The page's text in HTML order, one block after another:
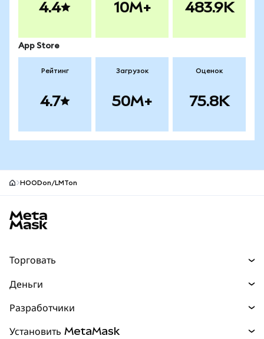
4.4 10M+ 483.9K
App Store
Рейтинг
4.7
Загрузок
50M+
Оценок
75.8K
HOODon/LMTon
Торговать
Прогнозы
Перпы НОВИНКА
Деньги
Разработчики
Установить MetaMask